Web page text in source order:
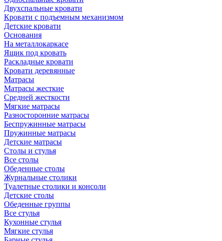
Двухспальные кровати
Кровати с подъемным механизмом
Детские кровати
Основания
На металлокаркасе
Ящик под кровать
Раскладные кровати
Кровати деревянные
Матрасы
Матрасы жесткие
Средней жесткости
Мягкие матрасы
Разносторонние матрасы
Беспружинные матрасы
Пружинные матрасы
Детские матрасы
Столы и стулья
Все столы
Обеденные столы
Журнальные столики
Туалетные столики и консоли
Детские столы
Обеденные группы
Все стулья
Кухонные стулья
Мягкие стулья